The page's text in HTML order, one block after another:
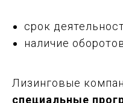
срок
наличие
Лизинговые
специальные